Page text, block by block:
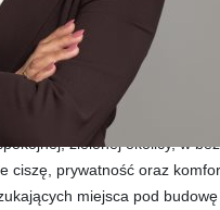
o powierzchni 664 m² (nr
Gzin Górny.
zielonej okolicy, w
ciszę, prywatność oraz
miejsca pod